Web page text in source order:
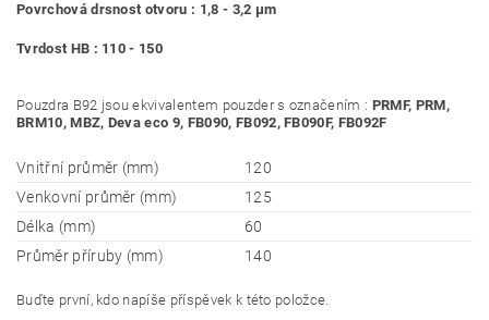
Povrchová drsnost otvoru : 1,8 - 3,2 μm
Tvrdost HB : 110 - 150
Pouzdra B92 jsou ekvivalentem pouzder s označením : PRMF, PRM,
BRM10, MBZ, Deva eco 9, FB090, FB092, FB090F, FB092F
Vnitřní průměr (mm)
120
Venkovní průměr (mm)
125
Délka (mm)
60
Průměr příruby (mm)
140
Buďte první, kdo napíše příspěvek k této položce.